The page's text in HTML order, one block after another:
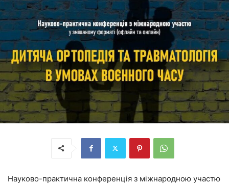
Науково-практична конференція з міжнародною участю